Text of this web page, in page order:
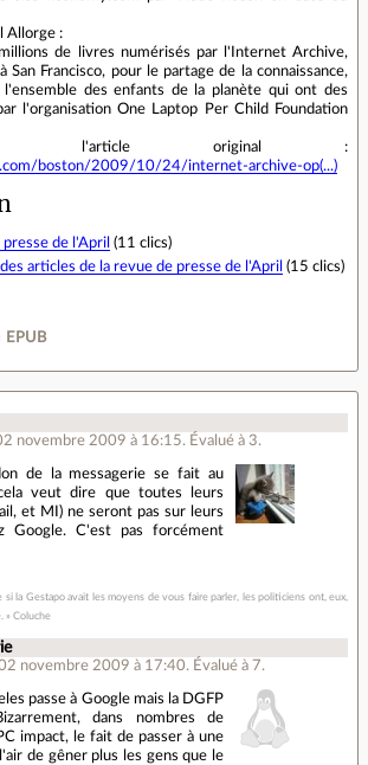
Allorge :
de livres numérisés par l'Internet Archive,
San Francisco, pour le partage de la connaissance,
l'ensemble des enfants de la planète qui ont des
l'organisation One Laptop Per Child Foundation
l'article original :
boston/2009/10/24/internet-archive-op(...)
presse de l'April (11 clics)
des articles de la revue de presse de l'April (15 clics)
EPUB
novembre 2009 à 16:15. Évalué à 3.
de la messagerie se fait au
veut dire que toutes leurs
et MI) ne seront pas sur leurs
Google. C'est pas forcément
si la Gestapo avait les moyens de vous faire parler, les politiciens ont, eux,
» Coluche
novembre 2009 à 17:40. Évalué à7.
passe à Google mais la DGFP
dans nombres de
impact, le fait de passer à une
de gêner plus les gens que le